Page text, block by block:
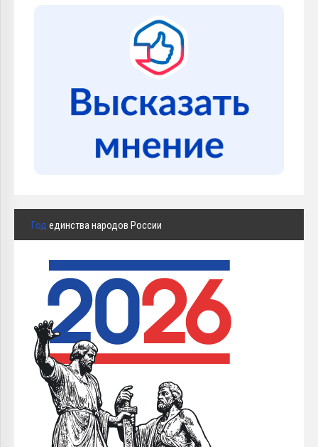
Год единства народов России